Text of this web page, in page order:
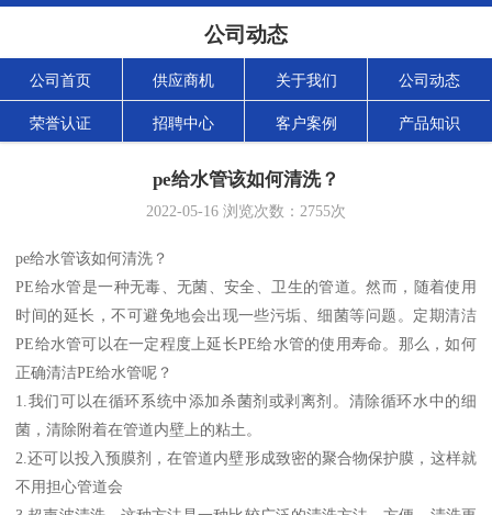
公司动态
公司首页 供应商机 关于我们 公司动态
荣誉认证 招聘中心 客户案例 产品知识
pe给水管该如何清洗？
2022-05-16 浏览次数： 2755次
pe给水管该如何清洗？
PE给水管是一种无毒、无菌、安全、卫生的管道。然而，随着使用
时间的延长，不可避免地会出现一些污垢、细菌等问题。定期清洁
PE给水管可以在一定程度上延长PE给水管的使用寿命。那么，如何
正确清洁PE给水管呢？
1.我们可以在循环系统中添加杀菌剂或剥离剂。清除循环水中的细
菌，清除附着在管道内壁上的粘土。
2.还可以投入预膜剂，在管道内壁形成致密的聚合物保护膜，这样就
不用担心管道会